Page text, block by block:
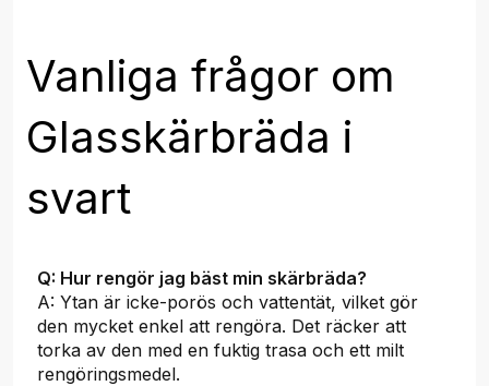
Vanliga frågor om
Glasskärbräda i
svart
Q: Hur rengör jag bäst min skärbräda?
A: Ytan är icke-porös och vattentät, vilket gör
den mycket enkel att rengöra. Det räcker att
torka av den med en fuktig trasa och ett milt
rengöringsmedel.